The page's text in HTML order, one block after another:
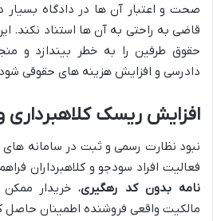
صحت و اعتبار آن ها در دادگاه
قاضی به راحتی به آن ها استناد نکند.
حقوق طرفین را به خطر بیندازد و
دادرسی و افزایش هزینه های حقوقی
افزایش ریسک
نبود نظارت رسمی و ثبت در سامانه
فعالیت افراد سودجو و کلاهبرداران
نامه بدون کد رهگیری، خریدار
مالکیت واقعی فروشنده اطمینان حاصل